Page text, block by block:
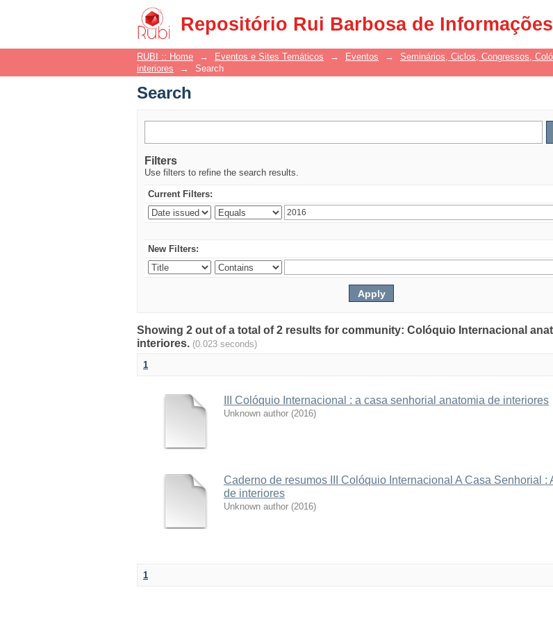
Repositório Rui Barbosa de
Search
RUBI :: Home → Eventos e Sites Temáticos → Eventos → Seminários, Ciclos, Congressos,
interiores
→ Search
Search
Filters
Use filters to refine the search results.
Current Filters:
New Filters:
Showing 2 out of a total of 2 results for community: Colóquio Internacional
interiores. (0.023 seconds)
1
III Colóquio Internacional : a casa senhorial anatomia de interiores
Unknown author (2016)
Caderno de resumos III Colóquio Internacional A Casa Senhorial :
de interiores
Unknown author (2016)
1